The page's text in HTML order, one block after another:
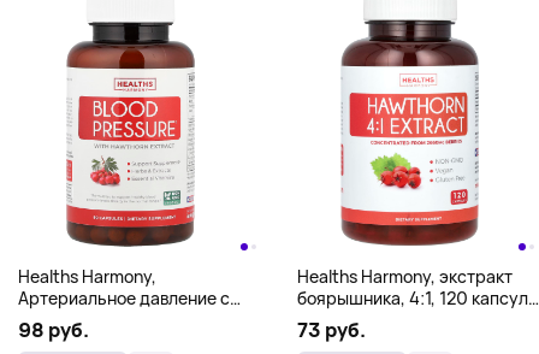
Healths Harmony,
Артериальное давление с
экстрактом боярышника, 90
капсул
98 руб.
Healths Harmony, экстракт
боярышника, 4:1, 120 капсул
(665 мг в 1 капсуле)
73 руб.